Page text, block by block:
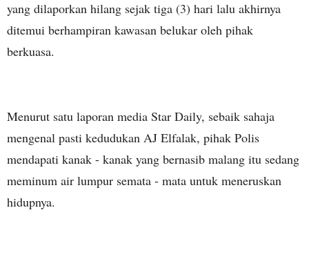
yang dilaporkan hilang sejak tiga (3) hari lalu akhirnya
ditemui berhampiran kawasan belukar oleh pihak
berkuasa.
Menurut satu laporan media Star Daily, sebaik sahaja
mengenal pasti kedudukan AJ Elfalak, pihak Polis
mendapati kanak - kanak yang bernasib malang itu sedang
meminum air lumpur semata - mata untuk meneruskan
hidupnya.